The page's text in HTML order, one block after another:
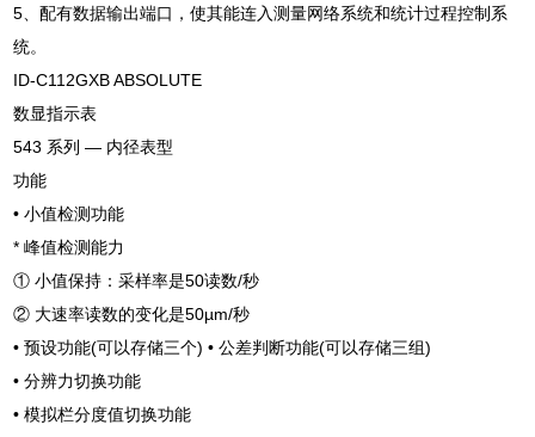
5、配有数据输出端口，使其能连入测量网络系统和统计过程控制系
统。
ID-C112GXB ABSOLUTE
数显指示表
543 系列 — 内径表型
功能
• 小值检测功能
* 峰值检测能力
① 小值保持：采样率是50读数/秒
② 大速率读数的变化是50µm/秒
• 预设功能(可以存储三个) • 公差判断功能(可以存储三组)
• 分辨力切换功能
• 模拟栏分度值切换功能